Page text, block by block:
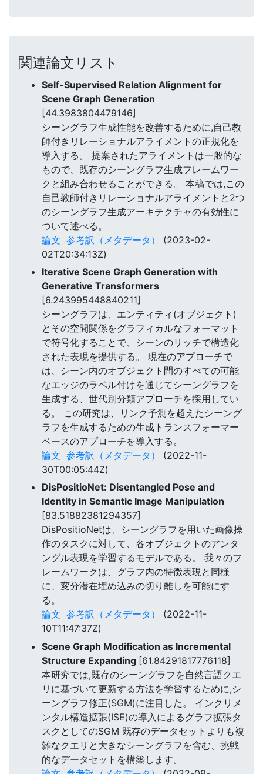
関連論文リスト
Self-Supervised Relation Alignment for
Scene Graph Generation
[44.3983804479146]
シーングラフ生成性能を改善するために,自己教
師付きリレーショナルアライメントの正規化を
導入する。 提案されたアライメントは一般的な
もので、既存のシーングラフ生成フレームワー
クと組み合わせることができる。 本稿では,この
自己教師付きリレーショナルアライメントと2つ
のシーングラフ生成アーキテクチャの有効性に
ついて述べる。
論文 参考訳（メタデータ）
(2023-02-
02T20:34:13Z)
Iterative Scene Graph Generation with
Generative Transformers
[6.243995448840211]
シーングラフは、エンティティ(オブジェクト)
とその空間関係をグラフィカルなフォーマット
で符号化することで、シーンのリッチで構造化
された表現を提供する。 現在のアプローチで
は、シーン内のオブジェクト間のすべての可能
なエッジのラベル付けを通じてシーングラフを
生成する、世代別分類アプローチを採用してい
る。 この研究は、リンク予測を超えたシーング
ラフを生成するための生成トランスフォーマー
ベースのアプローチを導入する。
論文 参考訳（メタデータ）
(2022-11-
30T00:05:44Z)
DisPositioNet: Disentangled Pose and
Identity in Semantic Image Manipulation
[83.51882381294357]
DisPositioNetは、シーングラフを用いた画像操
作のタスクに対して、各オブジェクトのアンタ
ングル表現を学習するモデルである。 我々のフ
レームワークは、グラフ内の特徴表現と同様
に、変分潜在埋め込みの切り離しを可能にす
る。
論文 参考訳（メタデータ）
(2022-11-
10T11:47:37Z)
Scene Graph Modification as Incremental
Structure Expanding [61.84291817776118]
本研究では,既存のシーングラフを自然言語クエ
リに基づいて更新する方法を学習するために,シ
ーングラフ修正(SGM)に注目した。 インクリメ
ンタル構造拡張(ISE)の導入によるグラフ拡張タ
スクとしてのSGM 既存のデータセットよりも複
雑なクエリと大きなシーングラフを含む、挑戦
的なデータセットを構築します。